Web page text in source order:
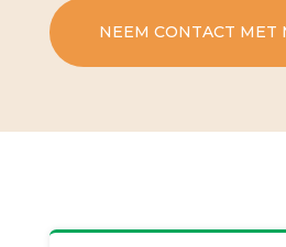
NEEM CONTACT MET